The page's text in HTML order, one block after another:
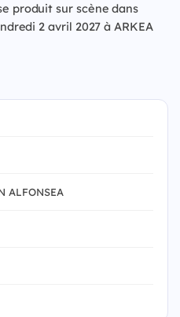
produit sur scène dans
2 avril 2027 à ARKEA
ALFONSEA